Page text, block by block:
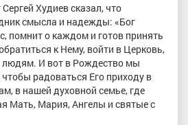
Худиев сказал, что
смысла и надежды: «Бог
помнит о каждом и готов принять
к Нему, войти в Церковь,
людям. И вот в Рождество мы
радоваться Его приходу в
в нашей духовной семье, где
Мать, Мария, Ангелы и святые с